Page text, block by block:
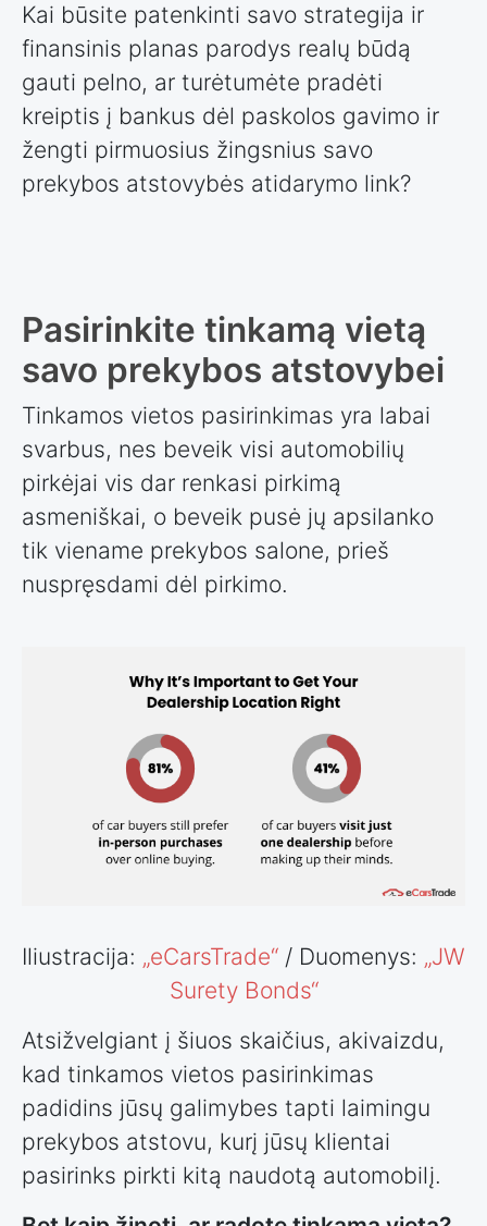
Kai būsite patenkinti savo strategija ir
finansinis planas parodys realų būdą
gauti pelno, ar turėtumėte pradėti
kreiptis į bankus dėl paskolos gavimo ir
žengti pirmuosius žingsnius savo
prekybos atstovybės atidarymo link?
Pasirinkite tinkamą vietą
savo prekybos atstovybei
Tinkamos vietos pasirinkimas yra labai
svarbus, nes beveik visi automobilių
pirkėjai vis dar renkasi pirkimą
asmeniškai, o beveik pusė jų apsilanko
tik viename prekybos salone, prieš
nuspręsdami dėl pirkimo.
Iliustracija: „eCarsTrade“ / Duomenys: „JW
Surety Bonds“
Atsižvelgiant į šiuos skaičius, akivaizdu,
kad tinkamos vietos pasirinkimas
padidins jūsų galimybes tapti laimingu
prekybos atstovu, kurį jūsų klientai
pasirinks pirkti kitą naudotą automobilį.